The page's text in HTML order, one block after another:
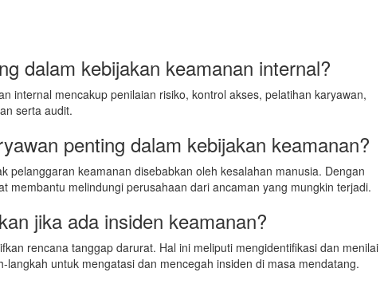
dalam kebijakan keamanan internal?
internal mencakup penilaian risiko, kontrol akses, pelatihan karyawan,
serta audit.
penting dalam kebijakan keamanan?
pelanggaran keamanan disebabkan oleh kesalahan manusia. Dengan
membantu melindungi perusahaan dari ancaman yang mungkin terjadi.
jika ada insiden keamanan?
rencana tanggap darurat. Hal ini meliputi mengidentifikasi dan menilai
untuk mengatasi dan mencegah insiden di masa mendatang.